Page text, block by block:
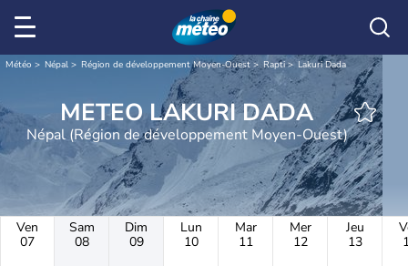
Météo Népal Région de développement Moyen-Ouest Rapti Lakuri Dada
METEO LAKURI DADA
Népal (Région de développement Moyen-Ouest)
Ven
07
Sam
08
Dim
09
Lun
10
Mar
11
Mer
12
Jeu
13